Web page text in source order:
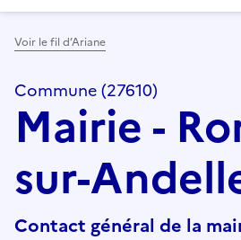
Voir le fil d’Ariane
Commune (27610)
Mairie -
sur-
Contact général de la